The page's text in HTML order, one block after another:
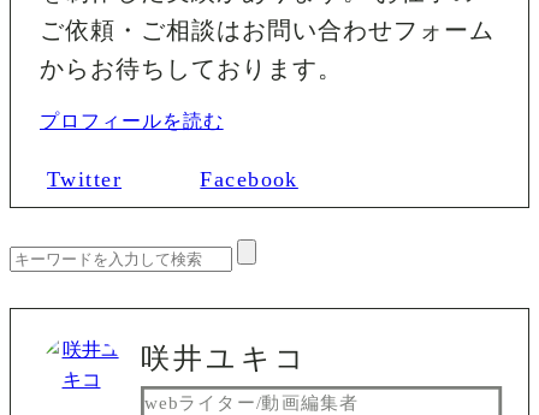
ご依頼・ご相談はお問い合わせフォーム
からお待ちしております。
プロフィールを読む
Twitter Facebook
咲井ユキコ
webライター/動画編集者